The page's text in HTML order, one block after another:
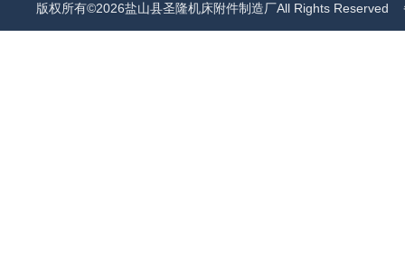
版权所有©2026盐山县圣隆机床附件制造厂All Rights Reserved